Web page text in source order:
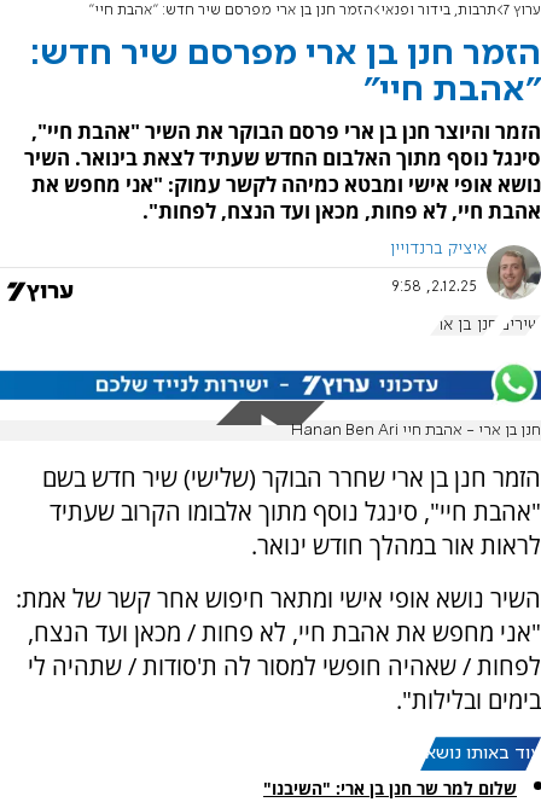
ערוץ 7 תרבות, בידור ופנאי הזמר חנן בן ארי מפרסם שיר חדש: "אהבת חיי"
הזמר חנן בן ארי מפרסם שיר חדש:
"אהבת חיי"
הזמר והיוצר חנן בן ארי פרסם הבוקר את השיר "אהבת חיי",
סינגל נוסף מתוך האלבום החדש שעתיד לצאת בינואר. השיר
נושא אופי אישי ומבטא כמיהה לקשר עמוק: "אני מחפש את
אהבת חיי, לא פחות, מכאן ועד הנצח, לפחות".
איציק ברנדויין
2.12.25, 9:58
שירים חנן בן ארי
חנן בן ארי - אהבת חיי Hanan Ben Ari
הזמר חנן בן ארי שחרר הבוקר (שלישי) שיר חדש בשם
"אהבת חיי", סינגל נוסף מתוך אלבומו הקרוב שעתיד
לראות אור במהלך חודש ינואר.
השיר נושא אופי אישי ומתאר חיפוש אחר קשר של אמת:
"אני מחפש את אהבת חיי, לא פחות / מכאן ועד הנצח,
לפחות / שאהיה חופשי למסור לה ת'סודות / שתהיה לי
בימים ובלילות".
עוד באותו נושא:
שלום למר שר חנן בן ארי: "השיבנו"